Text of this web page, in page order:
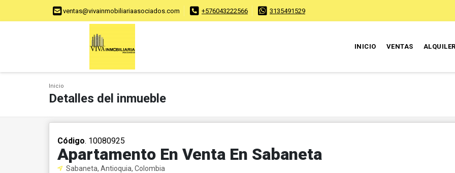
ventas@vivainmobiliariaasociados.com +576043222566 3135491529
INICIO VENTAS
Inicio
Detalles del inmueble
Código. 10080925
Apartamento En Venta En Sabaneta
Sabaneta, Antioquia, Colombia